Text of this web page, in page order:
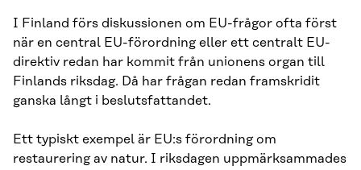
I Finland förs diskussionen om EU-frågor ofta först
när en central EU-förordning eller ett centralt EU-
direktiv redan har kommit från unionens organ till
Finlands riksdag. Då har frågan redan framskridit
ganska långt i beslutsfattandet.
Ett typiskt exempel är EU:s förordning om
restaurering av natur. I riksdagen uppmärksammades